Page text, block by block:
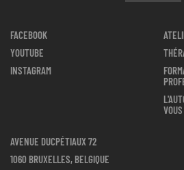
FACEBOOK
YOUTUBE
INSTAGRAM
AVENUE DUCPÉTIAUX 72
1060 BRUXELLES, BELGIQUE